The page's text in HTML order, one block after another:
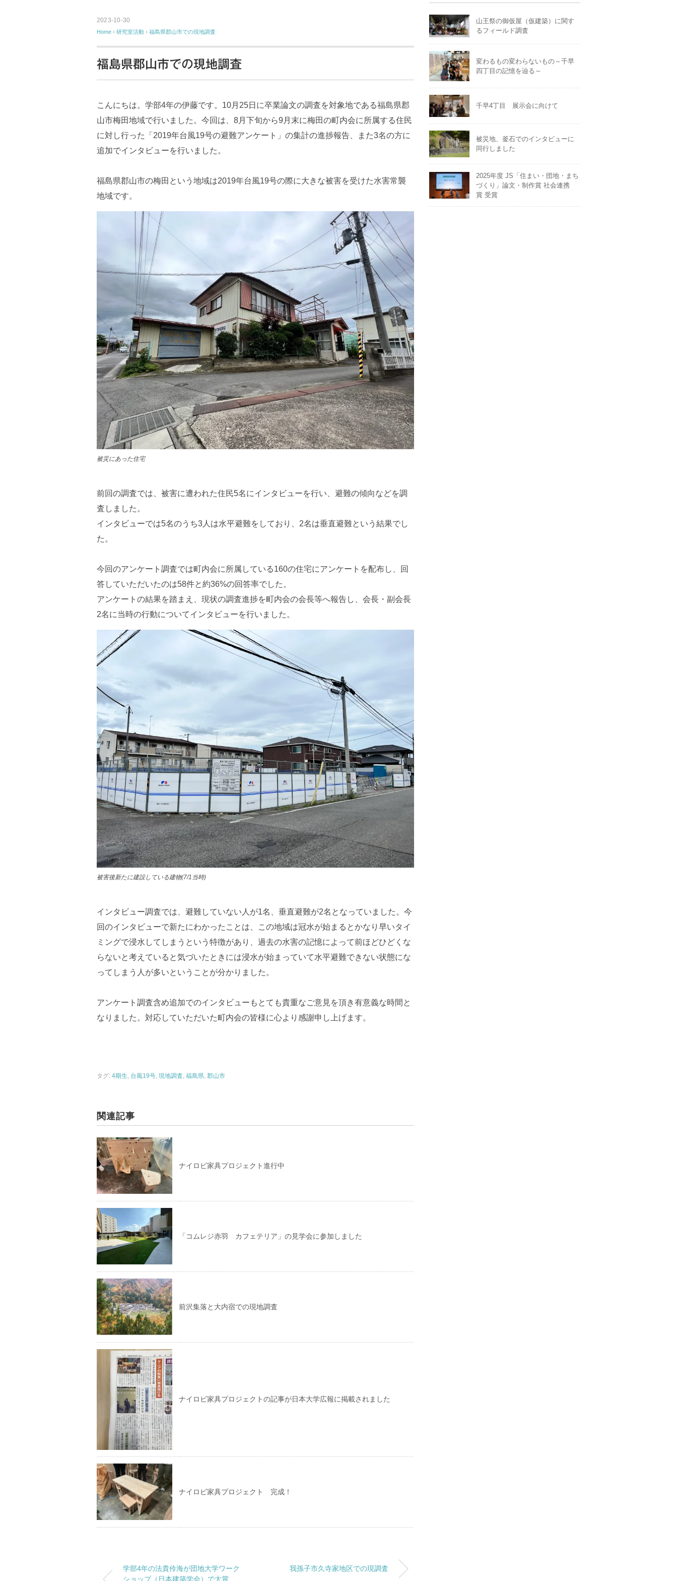
2023-10-30
Home › 研究室活動 › 福島県郡山市での現地調査
福島県郡山市での現地調査
こんにちは。学部4年の伊藤です。10月25日に卒業論文の調査を対象地である福島県郡
山市梅田地域で行いました。今回は、8月下旬から9月末に梅田の町内会に所属する住民
に対し行った「2019年台風19号の避難アンケート」の集計の進捗報告、また3名の方に
追加でインタビューを行いました。
福島県郡山市の梅田という地域は2019年台風19号の際に大きな被害を受けた水害常襲
地域です。
被災にあった住宅
前回の調査では、被害に遭われた住民5名にインタビューを行い、避難の傾向などを調
査しました。
インタビューでは5名のうち3人は水平避難をしており、2名は垂直避難という結果でし
た。
今回のアンケート調査では町内会に所属している160の住宅にアンケートを配布し、回
答していただいたのは58件と約36%の回答率でした。
アンケートの結果を踏まえ、現状の調査進捗を町内会の会長等へ報告し、会長・副会長
2名に当時の行動についてインタビューを行いました。
被害後新たに建設している建物(7/1当時)
インタビュー調査では、避難していない人が1名、垂直避難が2名となっていました。今
回のインタビューで新たにわかったことは、この地域は冠水が始まるとかなり早いタイ
ミングで浸水してしまうという特徴があり、過去の水害の記憶によって前ほどひどくな
らないと考えていると気づいたときには浸水が始まっていて水平避難できない状態にな
ってしまう人が多いということが分かりました。
アンケート調査含め追加でのインタビューもとても貴重なご意見を頂き有意義な時間と
なりました。対応していただいた町内会の皆様に心より感謝申し上げます。
タグ: 4期生 台風19号 現地調査 福島県 郡山市
関連記事
ナイロビ家具プロジェクト進行中
「コムレジ赤羽 カフェテリア」の見学会に参加しました
前沢集落と大内宿での現地調査
ナイロビ家具プロジェクトの記事が日本大学広報に掲載されました
ナイロビ家具プロジェクト 完成！
学部4年の法貴伶海が団地大学ワーク
ショップ（日本建築学会）で大賞
我孫子市久寺家地区での現調査
山王祭の御仮屋（仮建築）に関す
るフィールド調査
変わるもの変わらないもの～千早
四丁目の記憶を辿る～
千早4丁目 展示会に向けて
被災地、釜石でのインタビューに
同行しました
2025年度 JS「住まい・団地・まち
づくり」論文・制作賞 社会連携
賞 受賞